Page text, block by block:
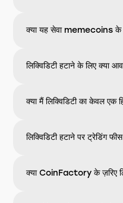
क्या यह सेवा memecoins के
लिक्विडिटी हटाने के लिए क्या
क्या मैं लिक्विडिटी का केवल एक
लिक्विडिटी हटाने पर ट्रेडिंग
क्या CoinFactory के ज़रिए